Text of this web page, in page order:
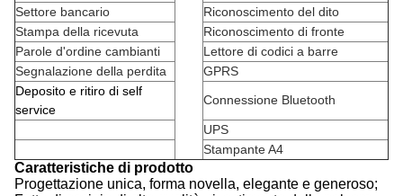
Settore bancario
Riconoscimento del dito
Stampa della ricevuta
Riconoscimento di fronte
Parole d'ordine cambianti
Lettore di codici a barre
Segnalazione della perdita
GPRS
Deposito e ritiro di self
service
Connessione Bluetooth
UPS
Stampante A4
Caratteristiche di prodotto
Progettazione unica, forma novella, elegante e generoso;